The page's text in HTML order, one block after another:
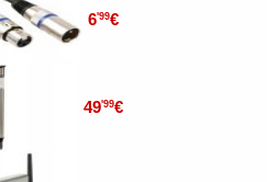
6'99€
49'99€